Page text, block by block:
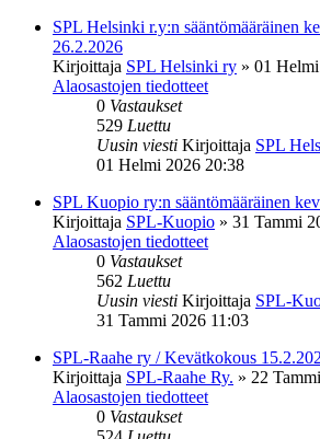
SPL Helsinki r.y:n sääntömääräinen
26.2.2026
Kirjoittaja SPL Helsinki ry » 01
Alaosastojen tiedotteet
0 Vastaukset
529 Luettu
Uusin viesti Kirjoittaja SPL
01 Helmi 2026 20:38
SPL Kuopio ry:n sääntömääräinen
Kirjoittaja SPL-Kuopio » 31 Tammi
Alaosastojen tiedotteet
0 Vastaukset
562 Luettu
Uusin viesti Kirjoittaja SPL-
31 Tammi 2026 11:03
SPL-Raahe ry / Kevätkokous
Kirjoittaja SPL-Raahe Ry. » 22
Alaosastojen tiedotteet
0 Vastaukset